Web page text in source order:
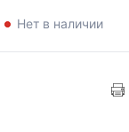
Нет в наличии